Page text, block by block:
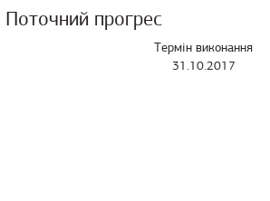
Поточний прогрес
Термін виконання
31.10.2017